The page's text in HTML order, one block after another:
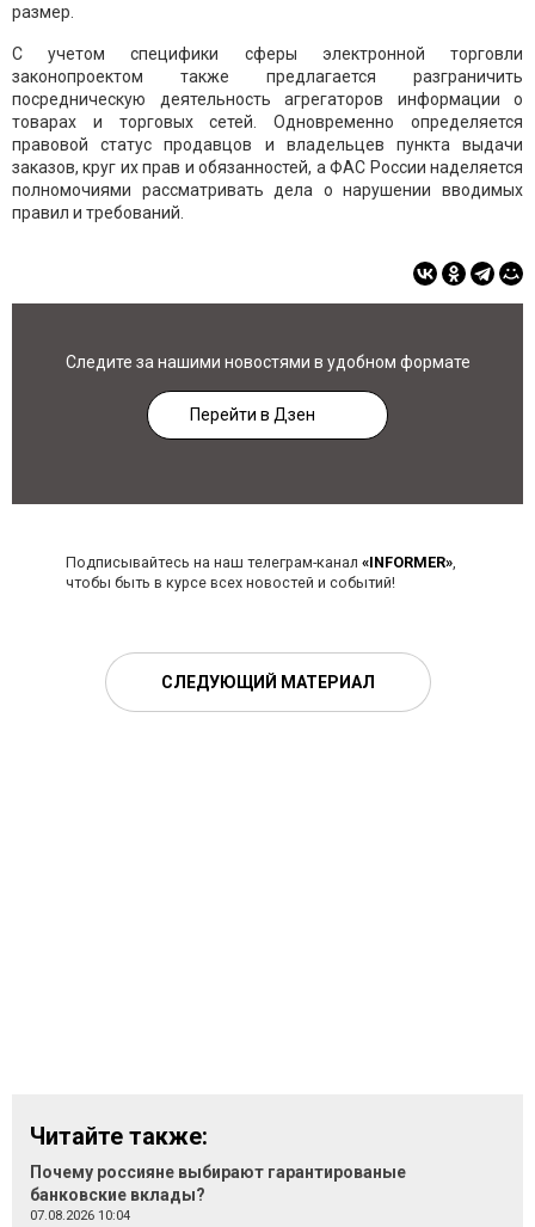
размер.
С учетом специфики сферы электронной торговли
законопроектом также предлагается разграничить
посредническую деятельность агрегаторов информации о
товарах и торговых сетей. Одновременно определяется
правовой статус продавцов и владельцев пункта выдачи
заказов, круг их прав и обязанностей, а ФАС России наделяется
полномочиями рассматривать дела о нарушении вводимых
правил и требований.
Следите за нашими новостями в удобном формате
Перейти в Дзен
Подписывайтесь на наш телеграм-канал «INFORMER»,
чтобы быть в курсе всех новостей и событий!
СЛЕДУЮЩИЙ МАТЕРИАЛ
Читайте также:
Почему россияне выбирают гарантированые
банковские вклады?
07.08.2026 10:04